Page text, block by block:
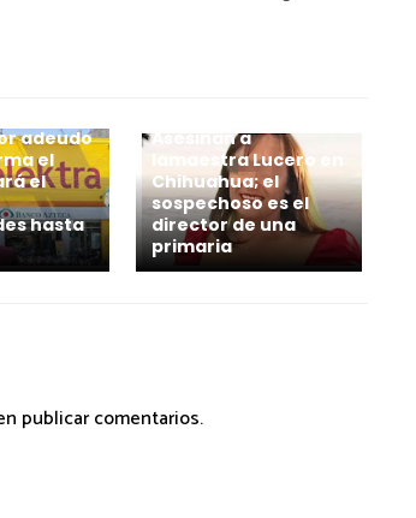
suma
adeudo
el
el
hasta
Asesinan a
lamaestra Lucero en
Chihuahua; el
sospechoso es el
director de una
primaria
publicar comentarios.